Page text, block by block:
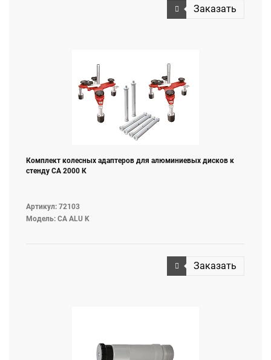
Заказать
Комплект колесных адаптеров для алюминиевых дисков к
стенду СА 2000 К
Артикул: 72103
Модель: CA ALU K
Заказать